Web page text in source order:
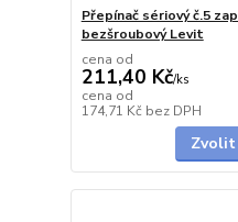
Přepínač sériový č.5
bezšroubový Levit
cena od
211,40 Kč/ks
cena od
174,71 Kč bez DPH